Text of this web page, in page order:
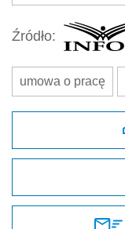
Źródło:
umowa o pracę